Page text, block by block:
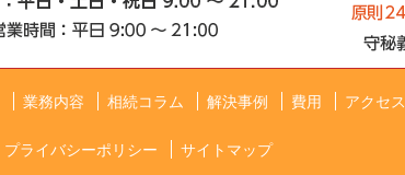
業務内容 相続コラム 解決事例 費用 アクセス
プライバシーポリシー サイトマップ